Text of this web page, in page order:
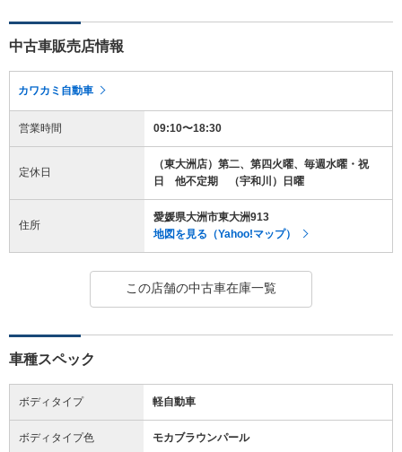
中古車販売店情報
カワカミ自動車
営業時間 09:10〜18:30
定休日
（東大洲店）第二、第四火曜、毎週水曜・祝
日 他不定期 （宇和川）日曜
住所
愛媛県大洲市東大洲913
地図を見る（Yahoo!マップ）
この店舗の中古車在庫一覧
車種スペック
ボディタイプ 軽自動車
ボディタイプ色 モカブラウンパール